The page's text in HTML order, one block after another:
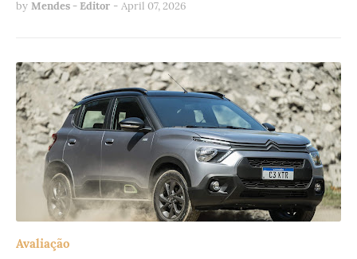
by Mendes - Editor - April 07, 2026
Avaliação